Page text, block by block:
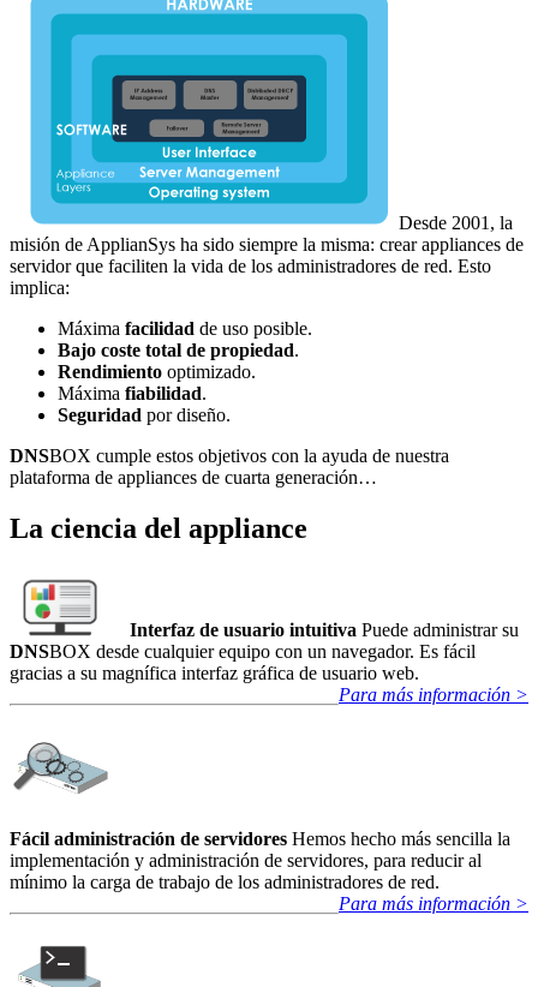
Desde 2001, la
misión de ApplianSys ha sido siempre la misma: crear appliances de
servidor que faciliten la vida de los administradores de red. Esto
implica:
Máxima facilidad de uso posible.
Bajo coste total de propiedad.
Rendimiento optimizado.
Máxima fiabilidad.
Seguridad por diseño.
DNSBOX cumple estos objetivos con la ayuda de nuestra
plataforma de appliances de cuarta generación…
La ciencia del appliance
Interfaz de usuario intuitiva Puede administrar su
DNSBOX desde cualquier equipo con un navegador. Es fácil
gracias a su magnífica interfaz gráfica de usuario web.
Para más información >
Fácil administración de servidores Hemos hecho más sencilla la
implementación y administración de servidores, para reducir al
mínimo la carga de trabajo de los administradores de red.
Para más información >